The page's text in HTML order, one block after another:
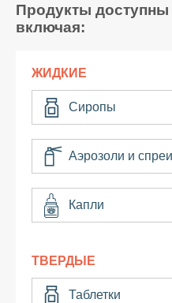
Продукты
включая:
ЖИДКИЕ
Сиропы
Аэрозоли и спреи
Капли
ТВЕРДЫЕ
Таблетки